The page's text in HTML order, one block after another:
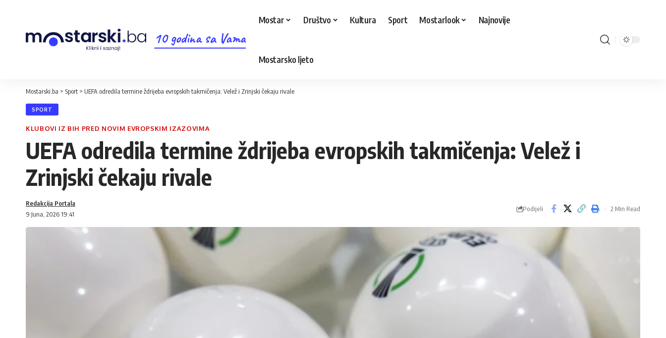
10 godina sa Vama
Mostar Društvo Kultura Sport Mostarlook Najnovije
Mostarsko ljeto
Mostarski.ba > Sport > UEFA odredila termine ždrijeba evropskih takmičenja: Velež i Zrinjski čekaju rivale
SPORT
KLUBOVI IZ BIH PRED NOVIM EVROPSKIM IZAZOVIMA
UEFA odredila termine ždrijeba evropskih takmičenja: Velež i
Zrinjski čekaju rivale
9 Juna, 2026 19:41
Redakcija Portala
Podijeli 2 Min Read